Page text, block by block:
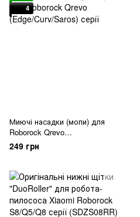
4
Миючі насадки (мопи) для
Roborock Qrevo
(Edge/Curv/Saros) серія
249 грн